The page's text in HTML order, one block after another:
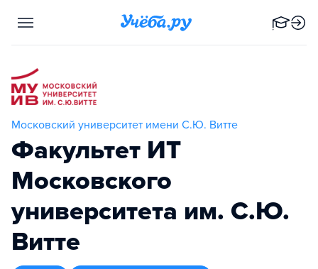
Московский университет имени С.Ю. Витте
Факультет ИТ
Московского
университета им. С.Ю.
Витте